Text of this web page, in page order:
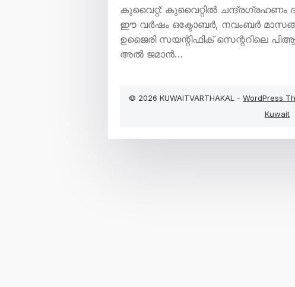
കുവൈറ്റ്: കുവൈറ്റില്‍ ചന്ദ്രഗ്രഹണം
ഈ വര്‍ഷം ഒക്ടോബര്‍, നവംബര്‍
ഉജൈരി സയന്റിഫിക് സെന്ററിലെ
അല്‍ ജമാന്‍…
© 2026 KUWAITVARTHAKAL - WordPress
Kuwait